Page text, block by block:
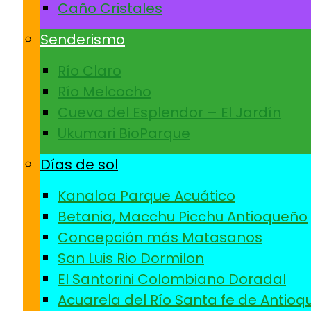
Caño Cristales
Senderismo
Río Claro
Río Melcocho
Cueva del Esplendor – El Jardín
Ukumari BioParque
Días de sol
Kanaloa Parque Acuático
Betania, Macchu Picchu Antioqueño
Concepción más Matasanos
San Luis Rio Dormilon
El Santorini Colombiano Doradal
Acuarela del Río Santa fe de